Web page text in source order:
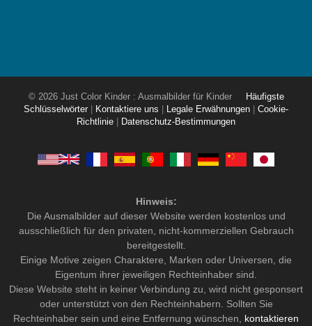
© 2026 Just Color Kinder : Ausmalbilder für Kinder
Häufigste
Schlüsselwörter
Kontaktiere uns Legale Erwähnungen
Cookie-
Richtlinie
Datenschutz-Bestimmungen
Hinweis:
Die Ausmalbilder auf dieser Website werden kostenlos und
ausschließlich für den privaten, nicht-kommerziellen Gebrauch
bereitgestellt.
Einige Motive zeigen Charaktere, Marken oder Universen, die
Eigentum ihrer jeweiligen Rechteinhaber sind.
Diese Website steht in keiner Verbindung zu, wird nicht gesponsert
oder unterstützt von den Rechteinhabern. Sollten Sie
Rechteinhaber sein und eine Entfernung wünschen, kontaktieren